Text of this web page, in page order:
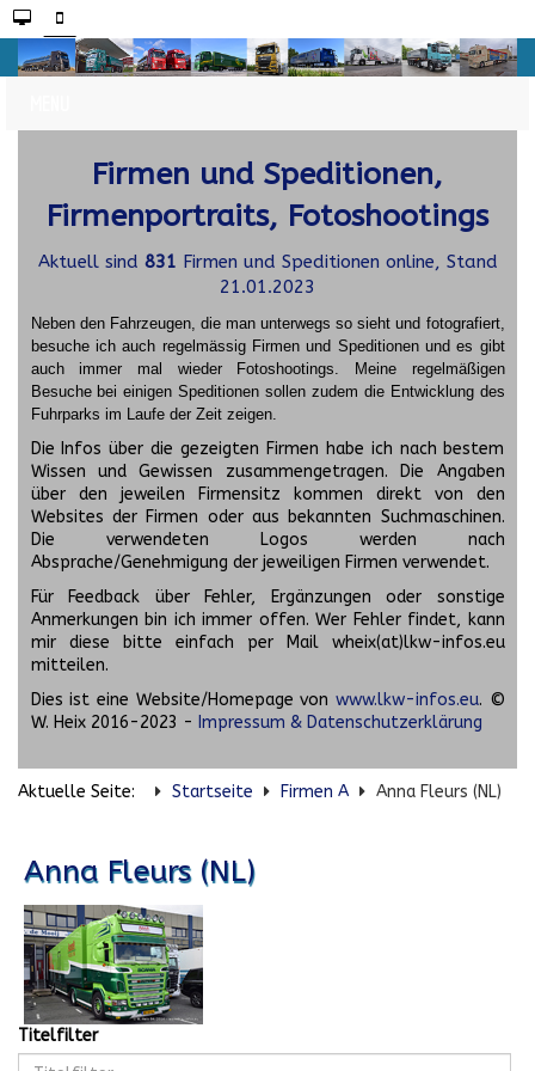
Firmen und Speditionen,
Firmenportraits, Fotoshootings
Aktuell sind 831 Firmen und Speditionen online, Stand
21.01.2023
Neben den Fahrzeugen, die man unterwegs so sieht und fotografiert,
besuche ich auch regelmässig Firmen und Speditionen und es gibt
auch immer mal wieder Fotoshootings.
Meine regelmäßigen
Besuche bei einigen Speditionen sollen zudem die Entwicklung des
Fuhrparks im Laufe der Zeit zeigen.
Die Infos über die gezeigten Firmen habe ich nach bestem
Wissen und Gewissen zusammengetragen. Die Angaben
über den jeweilen Firmensitz kommen direkt von den
Websites der Firmen oder aus bekannten Suchmaschinen.
Die verwendeten Logos werden nach
Absprache/Genehmigung der jeweiligen Firmen verwendet.
Für Feedback über Fehler, Ergänzungen oder sonstige
Anmerkungen bin ich immer offen. Wer Fehler findet, kann
mir diese bitte einfach per Mail wheix(at)lkw-infos.eu
mitteilen.
Dies ist eine Website/Homepage von www.lkw-infos.eu. ©
W. Heix 2016-2023 - Impressum & Datenschutzerklärung
Aktuelle Seite: Startseite Firmen A Anna Fleurs (NL)
Anna Fleurs (NL)
Titelfilter